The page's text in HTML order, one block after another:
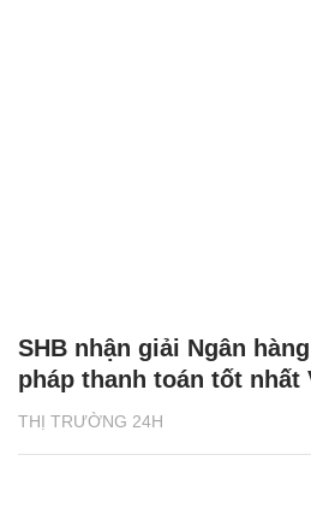
THỊ TRƯỜNG 24H
SHB nhận giải Ngân
pháp thanh toán tốt nhất